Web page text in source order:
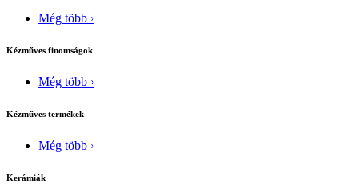
Még több ›
Kézműves finomságok
Még több ›
Kézműves termékek
Még több ›
Kerámiák